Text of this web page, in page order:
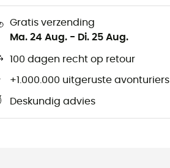
Gratis verzending
Ma. 24 Aug. - Di. 25 Aug.
100 dagen recht op retour
+1.000.000 uitgeruste avonturiers
Deskundig advies